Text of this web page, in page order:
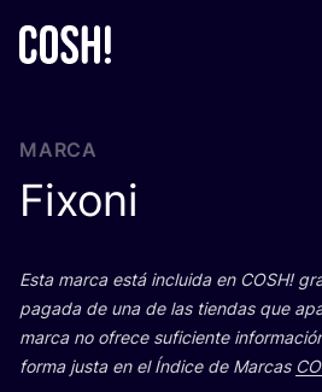
MARCA
Fixoni
Esta mar­ca está inclui­da en COSH!
paga­da de una de las tien­das que
mar­ca no ofre­ce sufi­cien­te
for­ma jus­ta en el Índi­ce de Mar­cas